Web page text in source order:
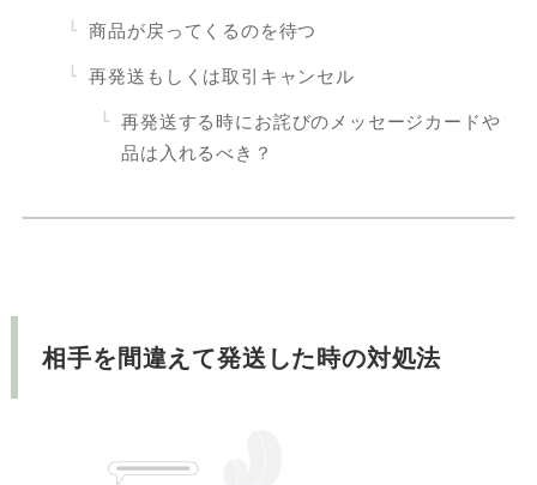
商品が戻ってくるのを待つ
再発送もしくは取引キャンセル
再発送する時にお詫びのメッセージカードや
品は入れるべき？
相手を間違えて発送した時の対処法